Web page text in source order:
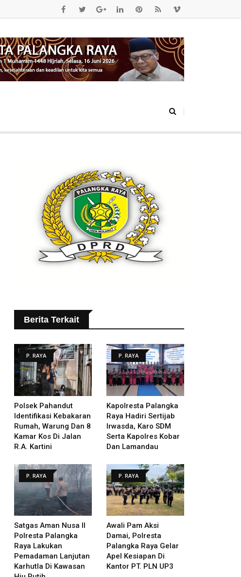
Berita Terkait
P. RAYA
Polsek Pahandut
Identifikasi Kebakaran
Rumah, Warung Dan 8
Kamar Kos Di Jalan
R.A. Kartini
P. RAYA
Kapolresta Palangka
Raya Hadiri Sertijab
Irwasda, Karo SDM
Serta Kapolres Kobar
Dan Lamandau
P. RAYA
Satgas Aman Nusa II
Polresta Palangka
Raya Lakukan
Pemadaman Lanjutan
Karhutla Di Kawasan
P. RAYA
Awali Pam Aksi
Damai, Polresta
Palangka Raya Gelar
Apel Kesiapan Di
Kantor PT. PLN UP3